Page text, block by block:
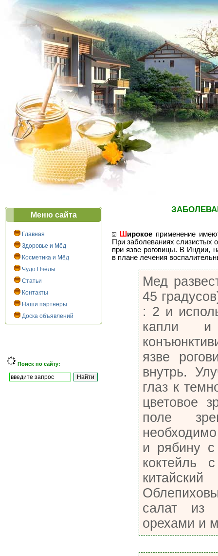
Меню сайта
Главная
Здоровье и Мёд
Косметика и Мёд
Чудо Пчёлы
Статьи
Контакты
Наши партнеры
Доска объявлений
Поиск по сайту:
Ш ирокое применение
При заболеваниях слизистых
при язве роговицы. В Индии,
в плане лечения
Мед
45
: 2 и
капли и
язве
внутрь.
глаз к
цветовое
поле
и рябину
коктейль
салат из
орехами и